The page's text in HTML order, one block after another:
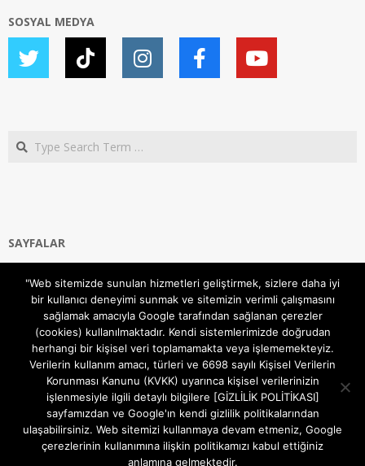
SOSYAL MEDYA
Search
SAYFALAR
Gizlilik ve Çerezler (Cookies) Politikası
Hakkımızda
İletişim Kanalları
MODEM KURULUM
TEKNİK DESTEK
TELEVİZYON SİSTEMLERİ
"Web sitemizde sunulan hizmetleri geliştirmek, sizlere daha iyi
bir kullanıcı deneyimi sunmak ve sitemizin verimli çalışmasını
sağlamak amacıyla Google tarafından sağlanan çerezler
(cookies) kullanılmaktadır. Kendi sistemlerimizde doğrudan
herhangi bir kişisel veri toplamamakta veya işlememekteyiz.
Verilerin kullanım amacı, türleri ve 6698 sayılı Kişisel Verilerin
Korunması Kanunu (KVKK) uyarınca kişisel verilerinizin
işlenmesiyle ilgili detaylı bilgilere [GİZLİLİK POLİTİKASI]
sayfamızdan ve Google'ın kendi gizlilik politikalarından
ulaşabilirsiniz. Web sitemizi kullanmaya devam etmeniz, Google
çerezlerinin kullanımına ilişkin politikamızı kabul ettiğiniz
anlamına gelmektedir.